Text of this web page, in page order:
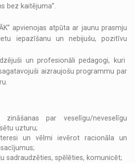
bez kaitējuma”.
apvienojas atpūta ar jaunu prasmju
iepazīšanu un nebijušu, pozitīvu
un profesionāli pedagogi, kuri
aizraujošu programmu par
zināšanas par veselīgu/neveselīgu
uzturu;
un vēlmi ievērot racionāla un
sadraudzēties, spēlēties, komunicēt;